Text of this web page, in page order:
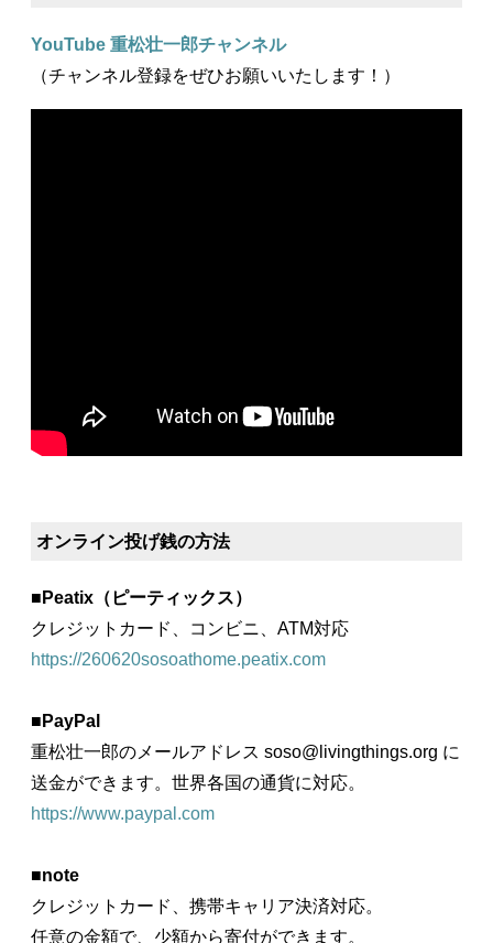
YouTube 重松壮一郎チャンネル
（チャンネル登録をぜひお願いいたします！）
オンライン投げ銭の方法
■ Peatix（ピーティックス）
クレジットカード、コンビニ、ATM対応
https://260620sosoathome.peatix.com
■ PayPal
重松壮一郎のメールアドレス soso@livingthings.org に
送金ができます。世界各国の通貨に対応。
https://www.paypal.com
■note
クレジットカード、携帯キャリア決済対応。
任意の金額で、少額から寄付ができます。